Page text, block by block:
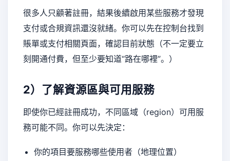
很多人只顧著註冊，結果後續啟用某些服務才發現
支付或合規資訊還沒就緒。你可以先在控制台找到
賬單或支付相關頁面，確認目前狀態（不一定要立
刻開通付費，但至少要知道“路在哪裡”。）
2）了解資源區與可用服務
即使你已經註冊成功，不同區域（region）可用服
務可能不同。你可以先決定：
你的項目要服務哪些使用者（地理位置）